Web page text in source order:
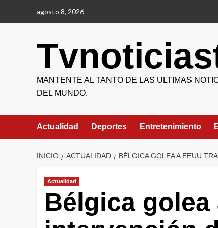
agosto 8, 2026
MANTENTE AL TANTO DE LAS ULTIMAS
DEL MUNDO.
Actualidad Deportes Entretenimiento
INICIO ACTUALIDAD BÉLGICA GOLEA A EEUU
Actualidad
Bélgica golea